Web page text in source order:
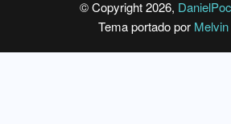
© Copyright 2026,
Tema portado por